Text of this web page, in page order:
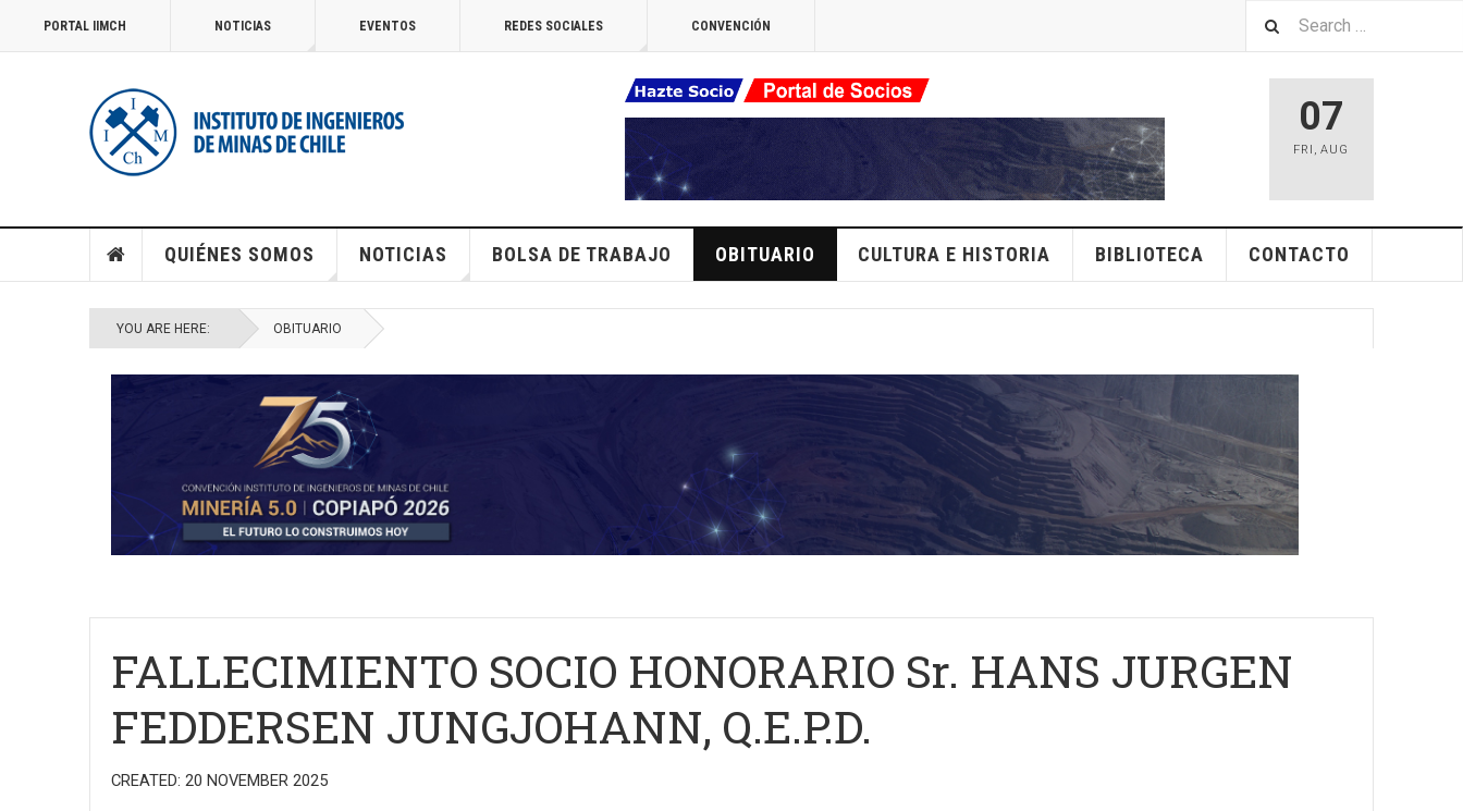
PORTAL IIMCH NOTICIAS EVENTOS REDES SOCIALES CONVENCIÓN
07
FRI ,AUG
QUIÉNES SOMOS NOTICIAS BOLSA DE TRABAJO OBITUARIO CULTURA E HISTORIA BIBLIOTECA CONTACTO
YOU ARE HERE: OBITUARIO
FALLECIMIENTO SOCIO HONORARIO Sr. HANS JURGEN
FEDDERSEN JUNGJOHANN, Q.E.P.D.
CREATED: 20 NOVEMBER 2025